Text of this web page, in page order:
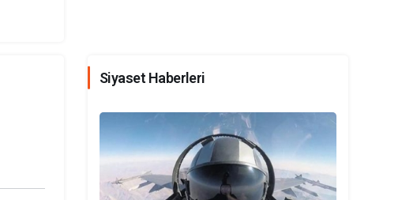
Siyaset Haberleri